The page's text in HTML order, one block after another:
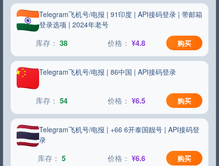
Telegram飞机号/电报 | 91印度 | API接码登录 | 带邮箱
登录选项 | 2024年老号
¥4.8
38 购买
Telegram飞机号/电报 | 86中国 | API接码登录
¥6.5
54 购买
Telegram飞机号/电报 | +66 6开泰国靓号 | API接码登
录
¥6.6
5 购买